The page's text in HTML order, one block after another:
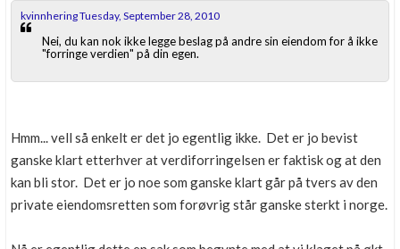
kvinnhering Tuesday, September 28, 2010
Nei, du kan nok ikke legge beslag på andre sin eiendom for å ikke
"forringe verdien" på din egen.
Hmm... vell så enkelt er det jo egentlig ikke. Det er jo bevist
ganske klart etterhver at verdiforringelsen er faktisk og at den
kan bli stor. Det er jo noe som ganske klart går på tvers av den
private eiendomsretten som forøvrig står ganske sterkt i norge.